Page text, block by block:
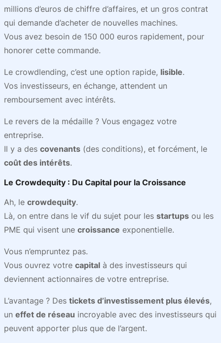
millions d’euros de chiffre d’affaires, et un gros contrat
qui demande d’acheter de nouvelles machines.
Vous avez besoin de 150 000 euros rapidement, pour
honorer cette commande.
Le crowdlending, c’est une option rapide, lisible.
Vos investisseurs, en échange, attendent un
remboursement avec intérêts.
Le revers de la médaille ? Vous engagez votre
entreprise.
Il y a des covenants (des conditions), et forcément, le
coût des intérêts.
Le Crowdequity : Du Capital pour la Croissance
Ah, le crowdequity.
Là, on entre dans le vif du sujet pour les startups ou les
PME qui visent une croissance exponentielle.
Vous n’empruntez pas.
Vous ouvrez votre capital à des investisseurs qui
deviennent actionnaires de votre entreprise.
L’avantage ? Des tickets d’investissement plus élevés,
un effet de réseau incroyable avec des investisseurs qui
peuvent apporter plus que de l’argent.